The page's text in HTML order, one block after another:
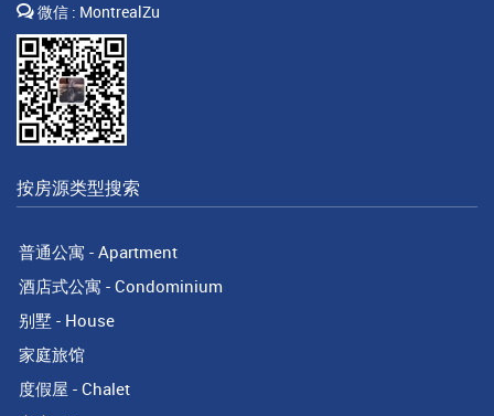
微信 : MontrealZu
按房源类型搜索
普通公寓 - Apartment
酒店式公寓 - Condominium
别墅 - House
家庭旅馆
度假屋 - Chalet